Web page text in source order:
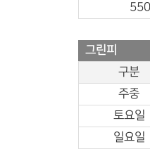
그린피
구분
주중
토요일
일요일